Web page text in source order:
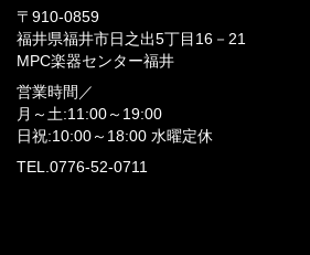
〒910-0859
福井県福井市日之出5丁目16－21
MPC楽器センター福井
営業時間／
月～土:11:00～19:00
日祝:10:00～18:00 水曜定休
TEL.0776-52-0711